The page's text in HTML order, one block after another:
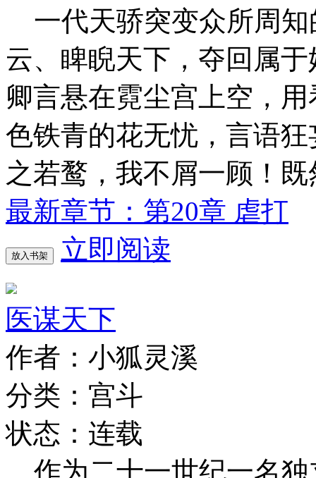
一代天骄突变众所周知
云、睥睨天下，夺回属
卿言悬在霓尘宫上空，
色铁青的花无忧，言语
之若鹜，我不屑一顾！
最新章节：第20章 虐打
放入书架 立即阅读
医谋天下
作者：小狐灵溪
分类：宫斗
状态：连载
作为二十一世纪一名独